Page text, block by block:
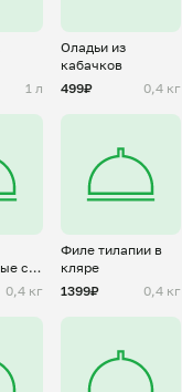
1 л
Оладьи из
кабачков
499₽
0,4 кг
со
0,4 кг
Филе тилапии в
кляре
1399₽
0,4 кг